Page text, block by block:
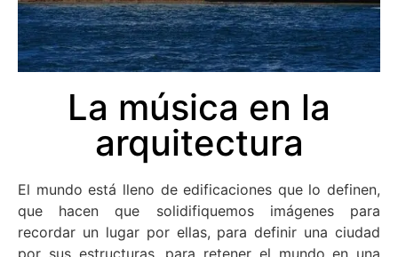
La música en la
arquitectura
El mundo está lleno de edificaciones que lo definen,
que hacen que solidifiquemos imágenes para
recordar un lugar por ellas, para definir una ciudad
por sus estructuras, para retener el mundo en una